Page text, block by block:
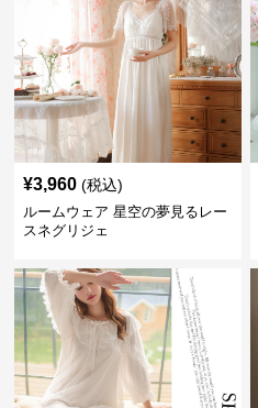
¥3,960 (税込)
ルームウェア 星空の夢見るレー
スネグリジェ